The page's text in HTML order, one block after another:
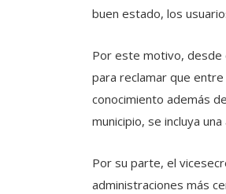
buen estado, los
Por este motivo, desde
para reclamar que
conocimiento además
municipio, se incluya
Por su parte, el
administraciones más